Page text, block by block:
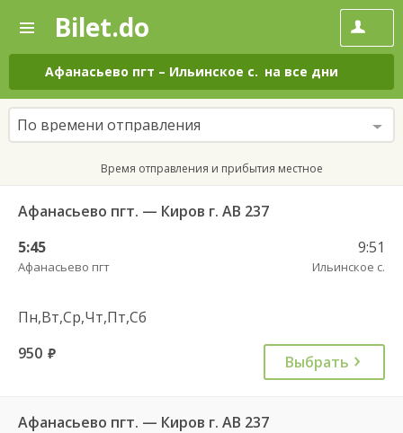
—
Поиск
и
покупка
билетов
на
автобус
онлайн
Bilet.do
Афанасьево пгт – Ильинское с. на все дни
По времени отправления
Время отправления и прибытия местное
Афанасьево пгт. — Киров г. АВ 237
5:45
Афанасьево пгт
9:51
Ильинское с.
Пн,Вт,Ср,Чт,Пт,Сб
950 руб. Выбрать
Афанасьево пгт. — Киров г. АВ 237